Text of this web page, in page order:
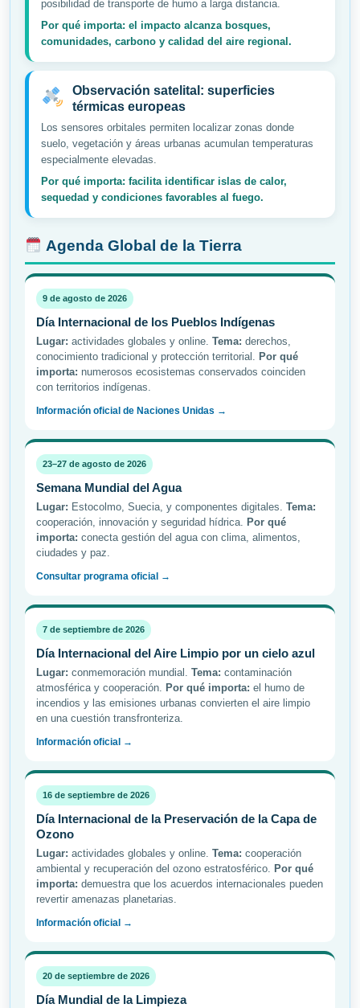
posibilidad de transporte de humo a larga distancia.
Por qué importa: el impacto alcanza bosques,
comunidades, carbono y calidad del aire regional.
Observación satelital: superficies
térmicas europeas
Los sensores orbitales permiten localizar zonas donde
suelo, vegetación y áreas urbanas acumulan temperaturas
especialmente elevadas.
Por qué importa: facilita identificar islas de calor,
sequedad y condiciones favorables al fuego.
Agenda Global de la Tierra
9 de agosto de 2026
Día Internacional de los Pueblos Indígenas
Lugar: actividades globales y online. Tema: derechos,
conocimiento tradicional y protección territorial. Por qué
importa: numerosos ecosistemas conservados coinciden
con territorios indígenas.
Información oficial de Naciones Unidas →
23–27 de agosto de 2026
Semana Mundial del Agua
Lugar: Estocolmo, Suecia, y componentes digitales. Tema:
cooperación, innovación y seguridad hídrica. Por qué
importa: conecta gestión del agua con clima, alimentos,
ciudades y paz.
Consultar programa oficial →
7 de septiembre de 2026
Día Internacional del Aire Limpio por un cielo azul
Lugar: conmemoración mundial. Tema: contaminación
atmosférica y cooperación. Por qué importa: el humo de
incendios y las emisiones urbanas convierten el aire limpio
en una cuestión transfronteriza.
Información oficial →
16 de septiembre de 2026
Día Internacional de la Preservación de la Capa de
Ozono
Lugar: actividades globales y online. Tema: cooperación
ambiental y recuperación del ozono estratosférico. Por qué
importa: demuestra que los acuerdos internacionales pueden
revertir amenazas planetarias.
Información oficial →
20 de septiembre de 2026
Día Mundial de la Limpieza